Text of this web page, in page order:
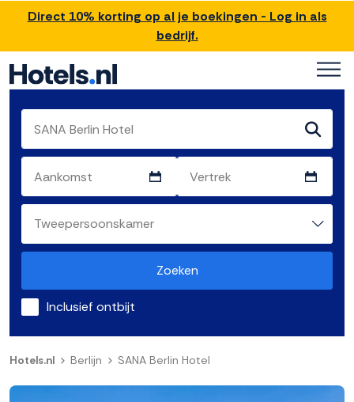
Direct 10% korting op al je boekingen - Log in als
bedrijf.
Zoeken
Inclusief ontbijt
Hotels.nl Berlijn SANA Berlin Hotel